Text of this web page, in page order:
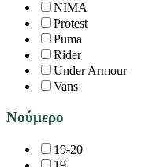
NIMA
Protest
Puma
Rider
Under Armour
Vans
Νούμερο
19-20